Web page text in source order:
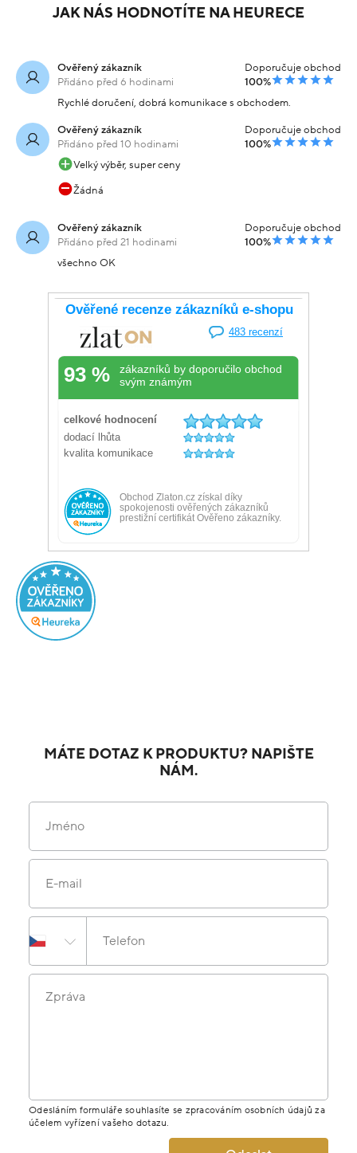
JAK NÁS HODNOTÍTE NA HEURECE
Ověřený zákazník
Přidáno před 6 hodinami
Doporučuje obchod
100%
Rychlé doručení, dobrá komunikace s obchodem.
Ověřený zákazník
Přidáno před 10 hodinami
Doporučuje obchod
100%
Velký výběr, super ceny
Žádná
Ověřený zákazník
Přidáno před 21 hodinami
Doporučuje obchod
100%
všechno OK
MÁTE DOTAZ K PRODUKTU? NAPIŠTE
NÁM.
Jméno
E-mail
Telefon
Zpráva
Odesláním formuláře souhlasíte se zpracováním osobních údajů za
účelem vyřízení vašeho dotazu.